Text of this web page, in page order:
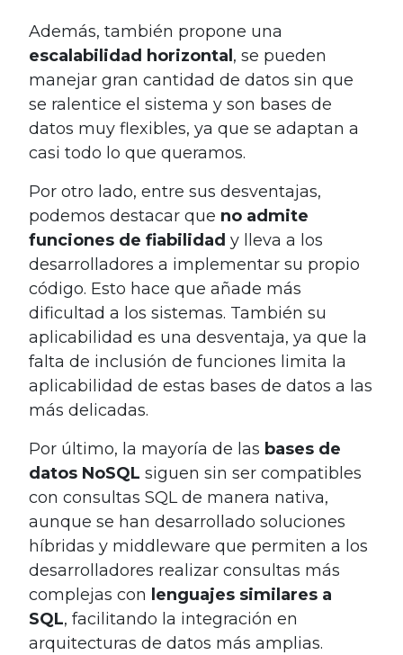
Además, también propone una
escalabilidad horizontal , se pueden
manejar gran cantidad de datos sin que
se ralentice el sistema y son bases de
datos muy flexibles, ya que se adaptan a
casi todo lo que queramos.
Por otro lado, entre sus desventajas,
podemos destacar que no admite
funciones de fiabilidad y lleva a los
desarrolladores a implementar su propio
código. Esto hace que añade más
dificultad a los sistemas. También su
aplicabilidad es una desventaja, ya que la
falta de inclusión de funciones limita la
aplicabilidad de estas bases de datos a las
más delicadas.
Por último, la mayoría de las bases de
datos NoSQL siguen sin ser compatibles
con consultas SQL de manera nativa,
aunque se han desarrollado soluciones
híbridas y middleware que permiten a los
desarrolladores realizar consultas más
complejas con lenguajes similares a
SQL, facilitando la integración en
arquitecturas de datos más amplias.